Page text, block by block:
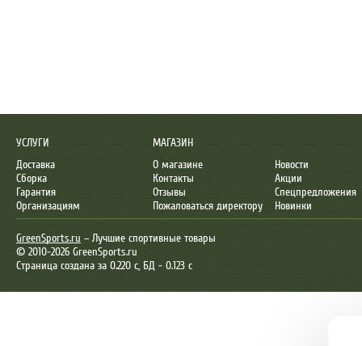
УСЛУГИ
Доставка
Сборка
Гарантия
Организациям
МАГАЗИН
О магазине
Контакты
Отзывы
Пожаловаться директору
Новости
Акции
Спецпредложения
Новинки
GreenSports.ru – Лучшие спортивные товары
© 2010-2026 GreenSports.ru
Страница создана за 0.220 с, БД - 0.123 с